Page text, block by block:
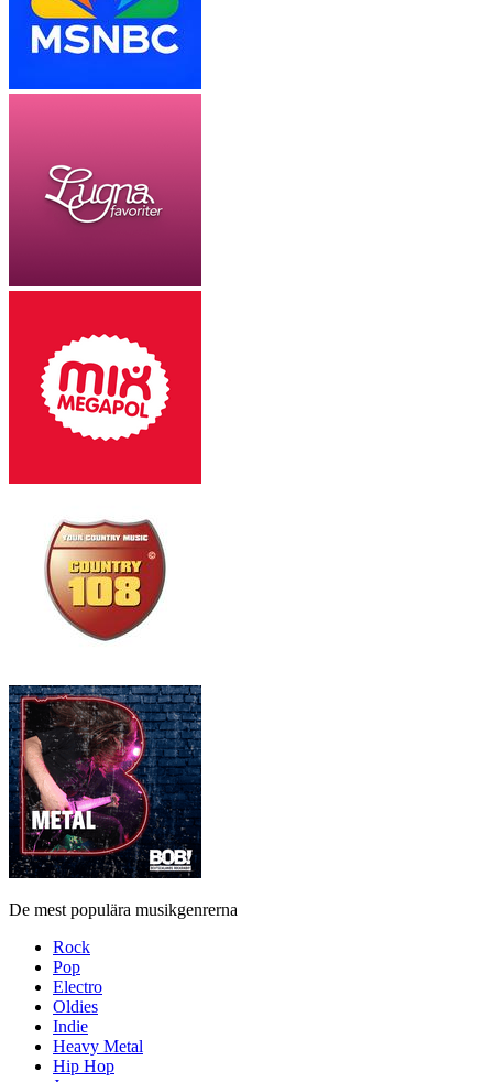
De mest populära musikgenrerna
Rock
Pop
Electro
Oldies
Indie
Heavy Metal
Hip Hop